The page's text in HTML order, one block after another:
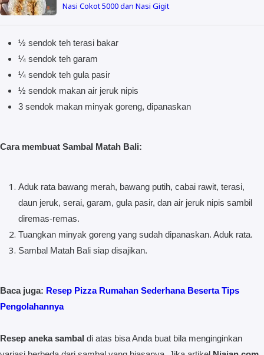
Nasi Cokot 5000 dan Nasi Gigit
½ sendok teh terasi bakar
¼ sendok teh garam
¼ sendok teh gula pasir
½ sendok makan air jeruk nipis
3 sendok makan minyak goreng, dipanaskan
Cara membuat Sambal Matah Bali:
Aduk rata bawang merah, bawang putih, cabai rawit, terasi,
daun jeruk, serai, garam, gula pasir, dan air jeruk nipis sambil
diremas-remas.
Tuangkan minyak goreng yang sudah dipanaskan. Aduk rata.
Sambal Matah Bali siap disajikan.
Baca juga: Resep Pizza Rumahan Sederhana Beserta Tips
Pengolahannya
Resep aneka sambal di atas bisa Anda buat bila menginginkan